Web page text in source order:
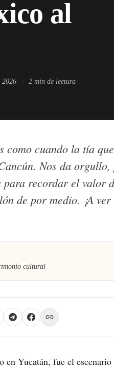
al
2026 · 2min de lectura
como cuando la tía
Nos da orgullo,
para recordar el valor
de por medio. ¡A
cultural
Yucatán, fue el escenario